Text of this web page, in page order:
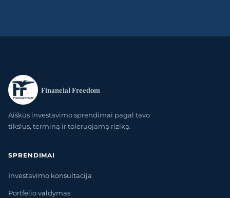
Financial Freedom
Aiškūs investavimo sprendimai pagal tavo
tikslus, terminą ir toleruojamą riziką.
SPRENDIMAI
Investavimo konsultacija
Portfelio valdymas